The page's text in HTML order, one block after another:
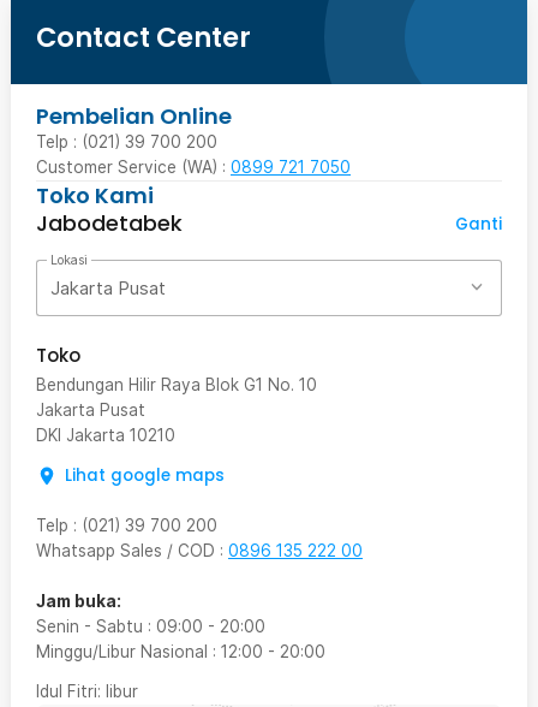
Contact Center
Pembelian Online
Telp : (021) 39 700 200
Customer Service (WA) : 0899 721 7050
Toko Kami
Jabodetabek
Ganti
Lokasi
Jakarta Pusat
Toko
Bendungan Hilir Raya Blok G1 No. 10
Jakarta Pusat
DKI Jakarta 10210
Lihat google maps
Telp : (021) 39 700 200
Whatsapp Sales / COD : 0896 135 222 00
Jam buka:
Senin - Sabtu : 09:00 - 20:00
Minggu/Libur Nasional : 12:00 - 20:00
Idul Fitri: libur